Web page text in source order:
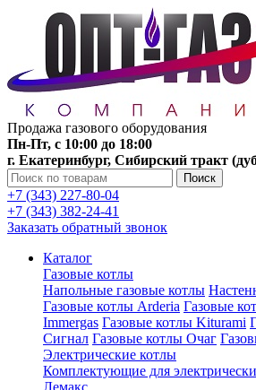
Продажа газового оборудования
Пн-Пт, с 10:00 до 18:00
г. Екатеринбург, Сибирский тракт
Поиск
+7 (343) 227-80-04
+7 (343) 382-24-41
Заказать обратный звонок
Каталог
Газовые котлы
Напольные газовые котлы
Газовые котлы Arderia Газовые
Immergas Газовые котлы Kiturami
Сигнал Газовые котлы Очаг
Электрические котлы
Комплектующие для
Лемакс